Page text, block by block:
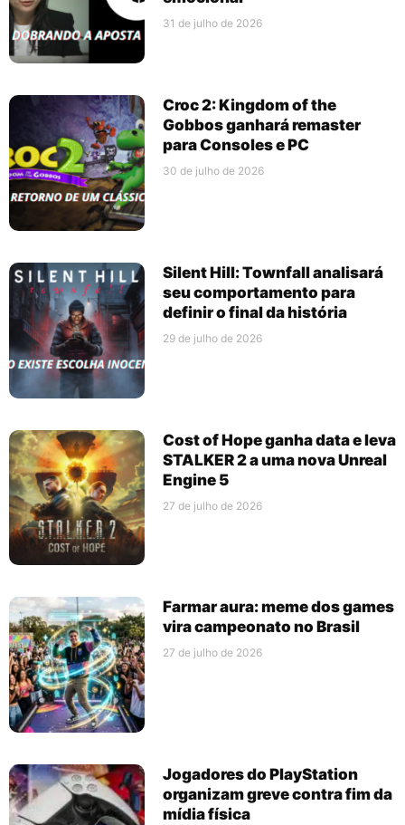
31 de julho de 2026
Croc 2: Kingdom of the
Gobbos ganhará remaster
para Consoles e PC
30 de julho de 2026
Silent Hill: Townfall analisará
seu comportamento para
definir o final da história
29 de julho de 2026
Cost of Hope ganha data e leva
STALKER 2 a uma nova Unreal
Engine 5
27 de julho de 2026
Farmar aura: meme dos games
vira campeonato no Brasil
27 de julho de 2026
Jogadores do PlayStation
organizam greve contra fim da
mídia física